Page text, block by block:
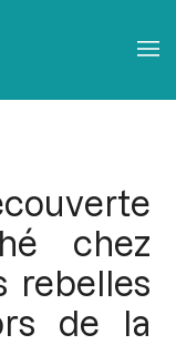
chez
rebelles
de la